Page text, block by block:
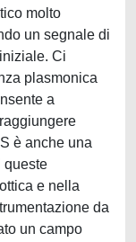
molto
un segnale di
Ci
plasmonica
a
è anche una
queste
e nella
da
un campo